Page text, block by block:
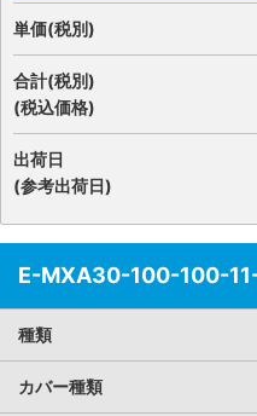
単価(税別)
合計(税別)
(税込価格)
出荷日
(参考出荷日)
E-MXA30-100-100-
種類
カバー種類